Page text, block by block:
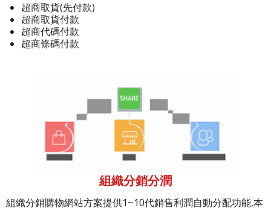
超商取貨(先付款)
超商取貨付款
超商代碼付款
超商條碼付款
組織分銷分潤
組織分銷購物網站方案提供1~10代銷售利潤自動分配功能,本